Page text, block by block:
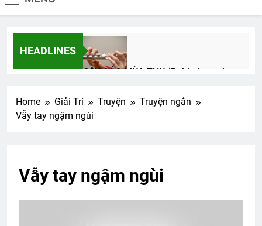
HEADLINES
CÂY SÁO MÙA THU (Rabindranath
3 Years Ago
Home Giải Trí Truyện
Truyện ngắn
Vẫy tay ngậm ngùi
Vẫy tay ngậm ngùi